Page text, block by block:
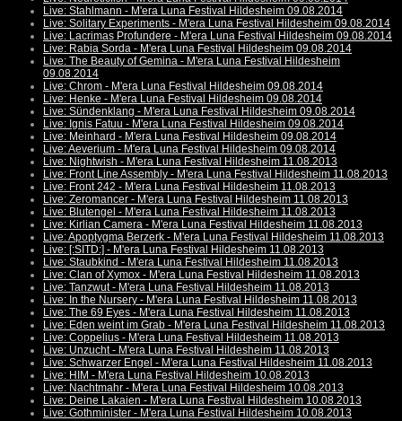
Live: Stahlmann - M'era Luna Festival Hildesheim 09.08.2014
Live: Solitary Experiments - M'era Luna Festival Hildesheim 09.08.2014
Live: Lacrimas Profundere - M'era Luna Festival Hildesheim 09.08.2014
Live: Rabia Sorda - M'era Luna Festival Hildesheim 09.08.2014
Live: The Beauty of Gemina - M'era Luna Festival Hildesheim
09.08.2014
Live: Chrom - M'era Luna Festival Hildesheim 09.08.2014
Live: Henke - M'era Luna Festival Hildesheim 09.08.2014
Live: Sündenklang - M'era Luna Festival Hildesheim 09.08.2014
Live: Ignis Fatuu - M'era Luna Festival Hildesheim 09.08.2014
Live: Meinhard - M'era Luna Festival Hildesheim 09.08.2014
Live: Aeverium - M'era Luna Festival Hildesheim 09.08.2014
Live: Nightwish - M'era Luna Festival Hildesheim 11.08.2013
Live: Front Line Assembly - M'era Luna Festival Hildesheim 11.08.2013
Live: Front 242 - M'era Luna Festival Hildesheim 11.08.2013
Live: Zeromancer - M'era Luna Festival Hildesheim 11.08.2013
Live: Blutengel - M'era Luna Festival Hildesheim 11.08.2013
Live: Kirlian Camera - M'era Luna Festival Hildesheim 11.08.2013
Live: Apoptygma Berzerk - M'era Luna Festival Hildesheim 11.08.2013
Live: [:SITD:] - M'era Luna Festival Hildesheim 11.08.2013
Live: Staubkind - M'era Luna Festival Hildesheim 11.08.2013
Live: Clan of Xymox - M'era Luna Festival Hildesheim 11.08.2013
Live: Tanzwut - M'era Luna Festival Hildesheim 11.08.2013
Live: In the Nursery - M'era Luna Festival Hildesheim 11.08.2013
Live: The 69 Eyes - M'era Luna Festival Hildesheim 11.08.2013
Live: Eden weint im Grab - M'era Luna Festival Hildesheim 11.08.2013
Live: Coppelius - M'era Luna Festival Hildesheim 11.08.2013
Live: Unzucht - M'era Luna Festival Hildesheim 11.08.2013
Live: Schwarzer Engel - M'era Luna Festival Hildesheim 11.08.2013
Live: HIM - M'era Luna Festival Hildesheim 10.08.2013
Live: Nachtmahr - M'era Luna Festival Hildesheim 10.08.2013
Live: Deine Lakaien - M'era Luna Festival Hildesheim 10.08.2013
Live: Gothminister - M'era Luna Festival Hildesheim 10.08.2013